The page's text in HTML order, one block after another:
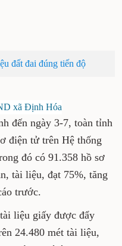
đất đai đúng tiến độ
xã Định Hóa
đến ngày 3-7, toàn tỉnh
điện tử trên Hệ thống
đó có 91.358 hồ sơ
tài liệu, đạt 75%, tăng
trước.
liệu giấy được đẩy
24.480 mét tài liệu,